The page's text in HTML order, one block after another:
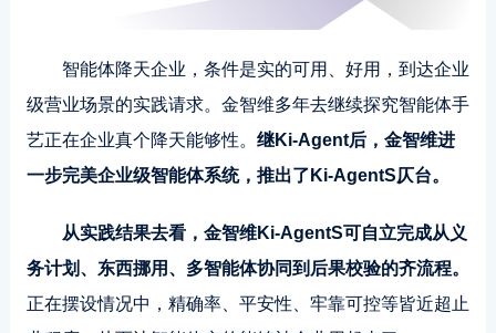
智能体降天企业，条件是实的可用、好用，到达企业
级营业场景的实践请求。金智维多年去继续探究智能体手
艺正在企业真个降天能够性。 继Ki-Agent后，金智维进
一步完美企业级智能体系统，推出了Ki-AgentS仄台。
从实践结果去看，金智维Ki-AgentS可自立完成从义
务计划、东西挪用、多智能体协同到后果校验的齐流程。
正在摆设情况中，精确率、平安性、牢靠可控等皆近超止